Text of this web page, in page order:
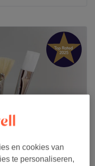
19:00
19:00
10:00 –21:00
10:00
19:00
10:00
leuk en lekker
bestaat uit 2
en cookies van
te personaliseren,